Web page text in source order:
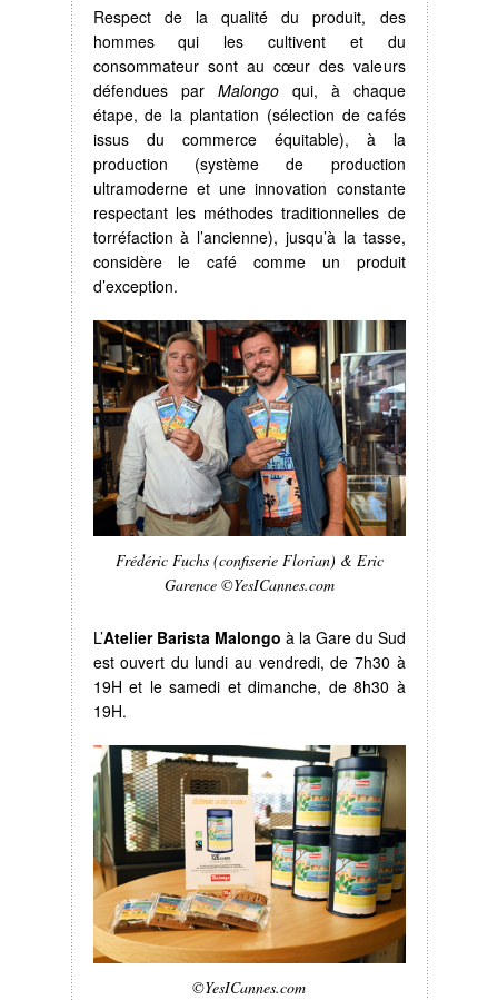
Respect de la qualité du produit, des
hommes qui les cultivent et du
consommateur sont au cœur des valeurs
défendues parMalongoqui, à chaque
étape, de la plantation (sélection de cafés
issus du commerce équitable), à la
production (système de production
ultramoderne et une innovation constante
respectant les méthodes traditionnelles de
torréfaction à l’ancienne), jusqu’à la tasse,
considère le café comme un produit
d’exception.
Frédéric Fuchs (confiserie Florian) & Eric
Garence ©YesICannes.com
L’Atelier Barista Malongo à la Gare du Sud
est ouvert du lundi au vendredi, de 7h30 à
19H et le samedi et dimanche, de 8h30 à
19H.
©YesICannes.com